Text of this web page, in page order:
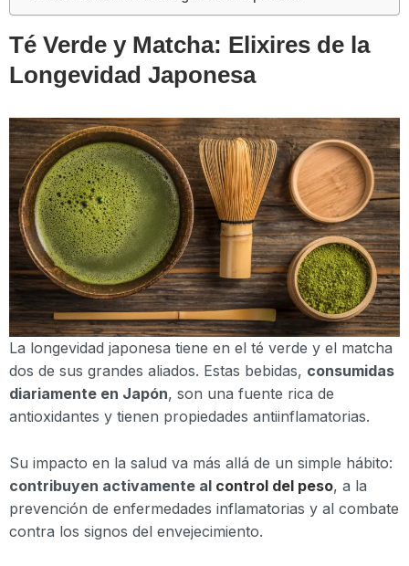
Té Verde y Matcha: Elixires de la
Longevidad Japonesa
La longevidad japonesa tiene en el té verde y el matcha
dos de sus grandes aliados. Estas bebidas, consumidas
diariamente en Japón, son una fuente rica de
antioxidantes y tienen propiedades antiinflamatorias.
Su impacto en la salud va más allá de un simple hábito:
contribuyen activamente al control del peso, a la
prevención de enfermedades inflamatorias y al combate
contra los signos del envejecimiento.